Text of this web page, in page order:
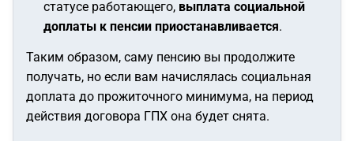
статусе работающего, выплата социальной
доплаты к пенсии приостанавливается.
Таким образом, саму пенсию вы продолжите
получать, но если вам начислялась социальная
доплата до прожиточного минимума, на период
действия договора ГПХ она будет снята.